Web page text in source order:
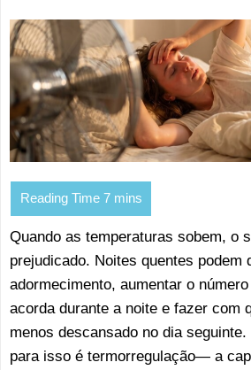
Quando as temperaturas sobem, o
prejudicado. Noites quentes podem
adormecimento, aumentar o
acorda durante a noite e fazer com
menos descansado no dia
para isso é termorregulação— a